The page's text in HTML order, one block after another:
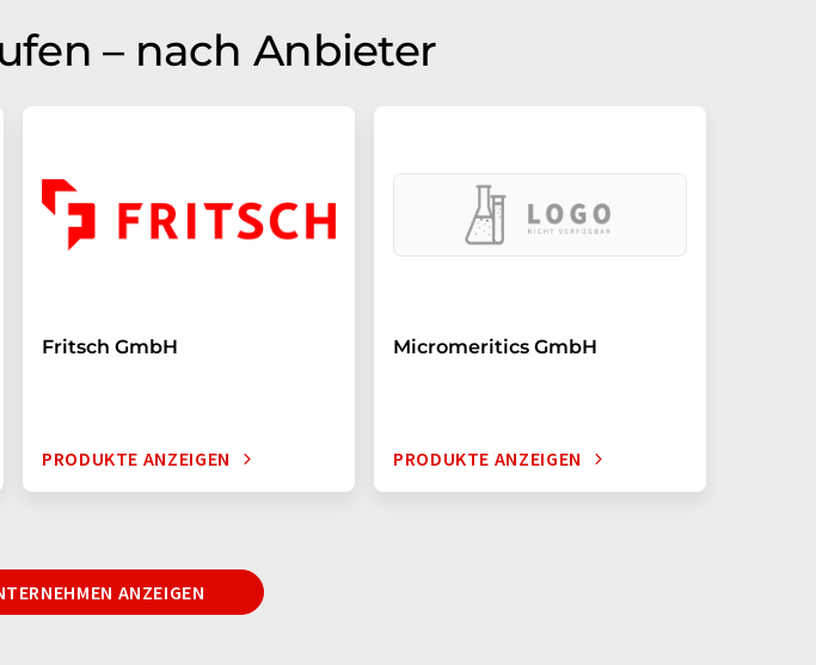
– nach Anbieter
Fritsch GmbH
PRODUKTE ANZEIGEN
Micromeritics GmbH
PRODUKTE ANZEIGEN
ANZEIGEN